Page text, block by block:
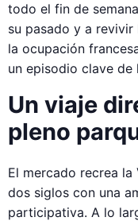
todo el fin de
su pasado y a
la ocupación
un episodio clave de
Un viaje
pleno
El mercado recrea
dos siglos con una
participativa. A lo